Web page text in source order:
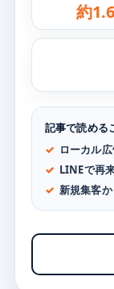
約
記事で読める
ローカル
LINEで再
新規集客